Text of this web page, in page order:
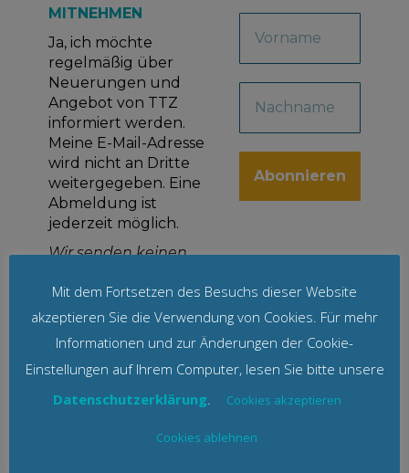
MITNEHMEN
Ja, ich möchte
regelmäßig über
Neuerungen und
Angebot von TTZ
informiert werden.
Meine E-Mail-Adresse
wird nicht an Dritte
weitergegeben. Eine
Abmeldung ist
jederzeit möglich.
Wir senden keinen
unserer
Datenschutzerklärung
Mit dem Fortsetzen des Besuchs dieser Website
akzeptieren Sie die Verwendung von Cookies. Für mehr
Informationen und zur Änderungen der Cookie-
Einstellungen auf Ihrem Computer, lesen Sie bitte unsere
Datenschutzerklärung
Cookies akzeptieren
Cookies ablehnen